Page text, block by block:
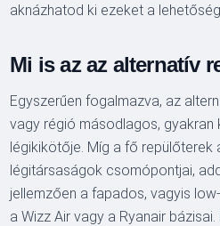
aknázhatod ki ezeket a
Mi is az az alternatív
Egyszerűen fogalmazva, az
vagy régió másodlagos, gyakran
légikikötője. Míg a fő repülőterek
légitársaságok csomópontjai,
jellemzően a fapados, vagyis
a Wizz Air vagy a Ryanair